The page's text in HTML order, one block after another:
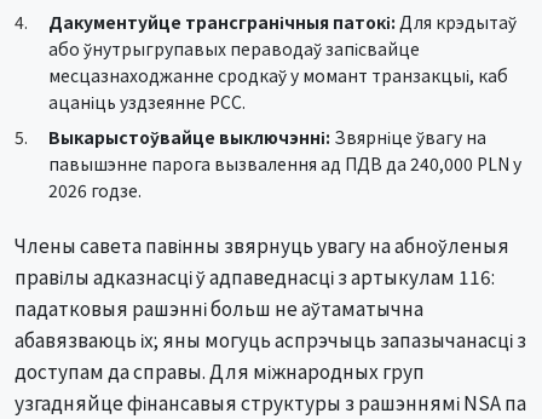
Дакументуйце трансгранічныя патокі: Для крэдытаў
або ўнутрыгрупавых пераводаў запісвайце
месцазнаходжанне сродкаў у момант транзакцыі, каб
ацаніць уздзеянне PCC.
Выкарыстоўвайце выключэнні: Звярніце ўвагу на
павышэнне парога вызвалення ад ПДВ да 240,000 PLN у
2026 годзе.
Члены савета павінны звярнуць увагу на абноўленыя
правілы адказнасці ў адпаведнасці з артыкулам 116:
падатковыя рашэнні больш не аўтаматычна
абавязваюць іх; яны могуць аспрэчыць запазычанасці з
доступам да справы. Для міжнародных груп
узгадняйце фінансавыя структуры з рашэннямі NSA па